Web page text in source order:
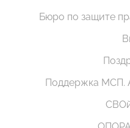
Бюро по защите
Поддержка МСП.